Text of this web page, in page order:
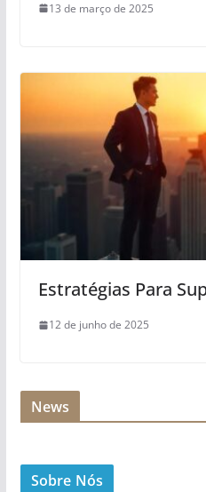
13 de março de 2025
Estratégias Para
12 de junho de 2025
News
Sobre Nós